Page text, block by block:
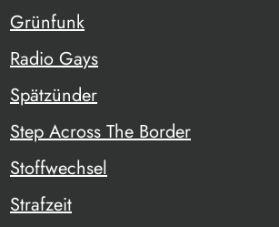
Grünfunk
Radio Gays
Spätzünder
Step Across The Border
Stoffwechsel
Strafzeit